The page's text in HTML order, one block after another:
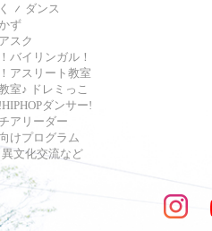
ダンス
ず
スク
バイリンガル！
アスリート教室
室♪ ドレミっこ
ダンサー!
アリーダー
けプログラム
異文化交流など